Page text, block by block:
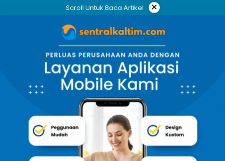
Scroll Untuk Baca Artikel ×